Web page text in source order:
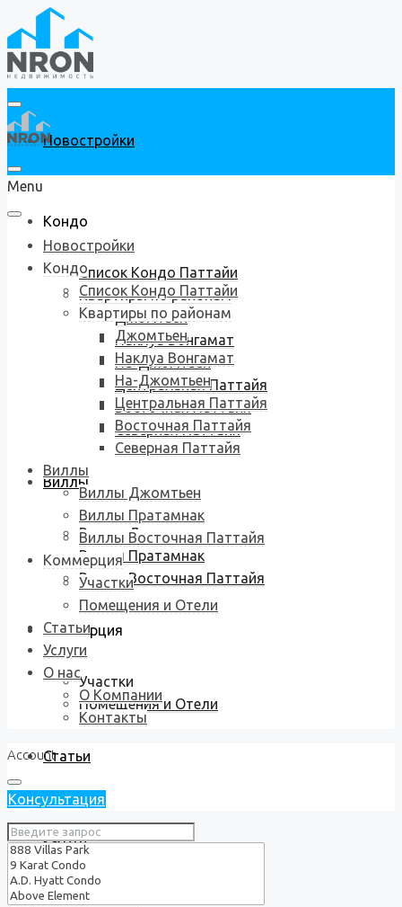
Новостройки
Кондо
Список Кондо Паттайи
Квартиры по районам
Джомтьен
Наклуа Вонгамат
На-Джомтьен
Центральная Паттайя
Восточная Паттайя
Северная Паттайя
Виллы
Виллы Джомтьен
Виллы Пратамнак
Виллы Восточная Паттайя
Коммерция
Участки
Помещения и Отели
Статьи
Услуги
Menu
Новостройки
Кондо
Список Кондо Паттайи
Квартиры по районам
Джомтьен
Наклуа Вонгамат
На-Джомтьен
Центральная Паттайя
Восточная Паттайя
Северная Паттайя
Виллы
Виллы Джомтьен
Виллы Пратамнак
Виллы Восточная Паттайя
Коммерция
Участки
Помещения и Отели
Статьи
Услуги
О нас
О Компании
Контакты
Account
Консультация